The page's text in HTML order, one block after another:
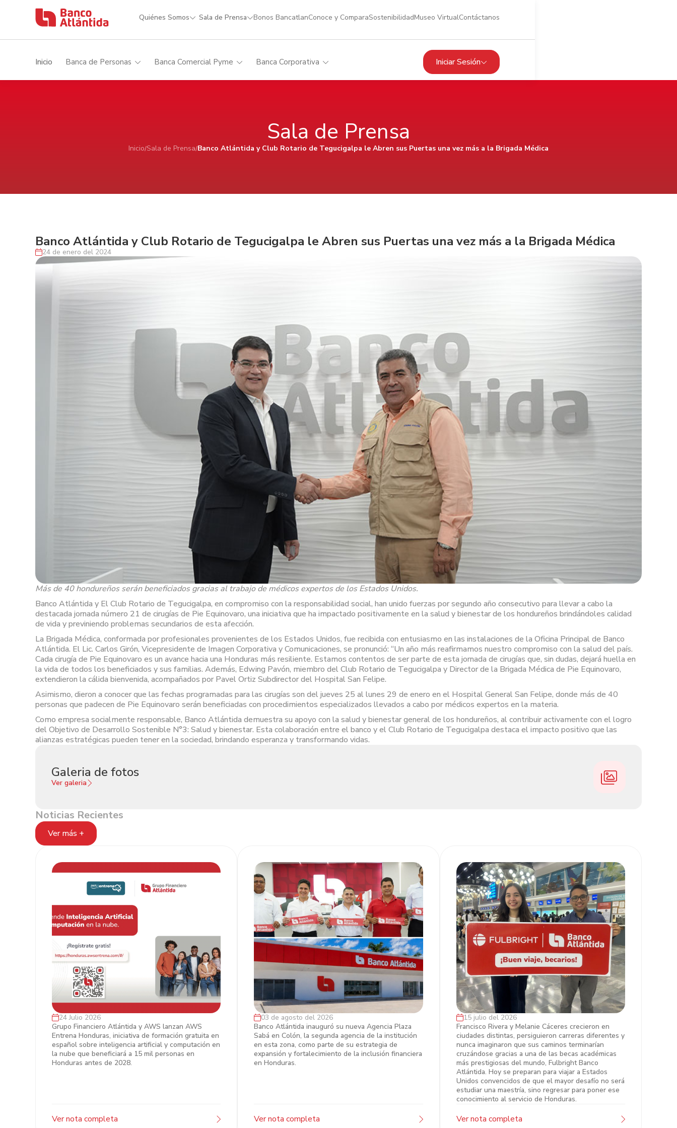
Quiénes Somos Sala de Prensa Bonos BancatlanConoce y ComparaSostenibilidadMuseo VirtualContáctanos
Inicio Banca de Personas Banca Comercial Pyme Banca Corporativa Iniciar Sesión
Sala de Prensa
Inicio Sala de Prensa Banco Atlántida y Club Rotario de Tegucigalpa le Abren sus Puertas una vez más a la Brigada Médica
Banco Atlántida y Club Rotario de Tegucigalpa le Abren sus Puertas una vez más a la Brigada Médica
24 de enero del 2024
Más de 40 hondureños serán beneficiados gracias al trabajo de médicos expertos de los Estados Unidos.
Banco Atlántida y El Club Rotario de Tegucigalpa, en compromiso con la responsabilidad social, han unido fuerzas por segundo año consecutivo para llevar a cabo la
destacada jornada número 21 de cirugías de Pie Equinovaro, una iniciativa que ha impactado positivamente en la salud y bienestar de los hondureños brindándoles calidad
de vida y previniendo problemas secundarios de esta afección.
La Brigada Médica, conformada por profesionales provenientes de los Estados Unidos, fue recibida con entusiasmo en las instalaciones de la Oficina Principal de Banco
Atlántida. El Lic. Carlos Girón, Vicepresidente de Imagen Corporativa y Comunicaciones, se pronunció: “Un año más reafirmamos nuestro compromiso con la salud del país.
Cada cirugía de Pie Equinovaro es un avance hacia una Honduras más resiliente. Estamos contentos de ser parte de esta jornada de cirugías que, sin dudas, dejará huella en
la vida de todos los beneficiados y sus familias. Además, Edwing Pavón, miembro del Club Rotario de Tegucigalpa y Director de la Brigada Médica de Pie Equinovaro,
extendieron la cálida bienvenida, acompañados por Pavel Ortiz Subdirector del Hospital San Felipe.
Asimismo, dieron a conocer que las fechas programadas para las cirugías son del jueves 25 al lunes 29 de enero en el Hospital General San Felipe, donde más de 40
personas que padecen de Pie Equinovaro serán beneficiadas con procedimientos especializados llevados a cabo por médicos expertos en la materia.
Como empresa socialmente responsable, Banco Atlántida demuestra su apoyo con la salud y bienestar general de los hondureños, al contribuir activamente con el logro
del Objetivo de Desarrollo Sostenible N°3: Salud y bienestar. Esta colaboración entre el banco y el Club Rotario de Tegucigalpa destaca el impacto positivo que las
alianzas estratégicas pueden tener en la sociedad, brindando esperanza y transformando vidas.
Galeria de fotos
Ver galeria
Noticias Recientes
Ver más +
Grupo Financiero Atlántida y AWS
impulsan el talento digital en
Honduras
24 Julio 2026
Grupo Financiero Atlántida y AWS lanzan AWS
Entrena Honduras, iniciativa de formación gratuita en
español sobre inteligencia artificial y computación en
la nube que beneficiará a 15 mil personas en
Honduras antes de 2028.
Ver nota completa
Banco Atlántida fortalece su presencia
en Colón con la inauguración de
Agencia Plaza Sabá
03 de agosto del 2026
Banco Atlántida inauguró su nueva Agencia Plaza
Sabá en Colón, la segunda agencia de la institución
en esta zona, como parte de su estrategia de
expansión y fortalecimiento de la inclusión financiera
en Honduras.
Ver nota completa
Francisco y Melanie, dos hondureños
que desafiaron el mito de que las
grandes becas ya tienen dueño
15 julio del 2026
Francisco Rivera y Melanie Cáceres crecieron en
ciudades distintas, persiguieron carreras diferentes y
nunca imaginaron que sus caminos terminarían
cruzándose gracias a una de las becas académicas
más prestigiosas del mundo, Fulbright Banco
Atlántida. Hoy se preparan para viajar a Estados
Unidos convencidos de que el mayor desafío no será
estudiar una maestría, sino regresar para poner ese
conocimiento al servicio de Honduras.
Ver nota completa